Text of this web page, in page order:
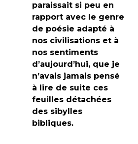
paraissait si peu en
rapport avec le genre
de poésie adapté à
nos civilisations et à
nos sentiments
d’aujourd’hui, que je
n’avais jamais pensé
à lire de suite ces
feuilles détachées
des sibylles
bibliques.